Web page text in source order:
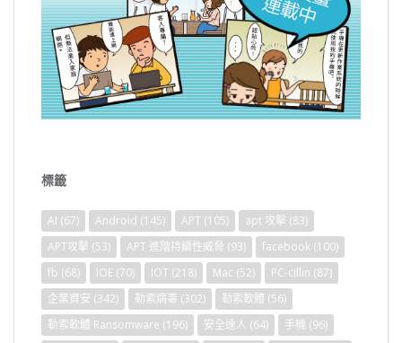
標籤
AI (67) Android (145) APT (105) apt 攻擊 (83)
APT攻擊 (53) APT 進階持續性威脅 (93) facebook (100)
fb (68) IOE (70) IOT (218) Mac (52) PC-cillin (87)
企業資安 (342) 勒索病毒 (302) 勒索軟體 (56)
勒索軟體 Ransomware (196) 安全達人 (64) 手機 (96)